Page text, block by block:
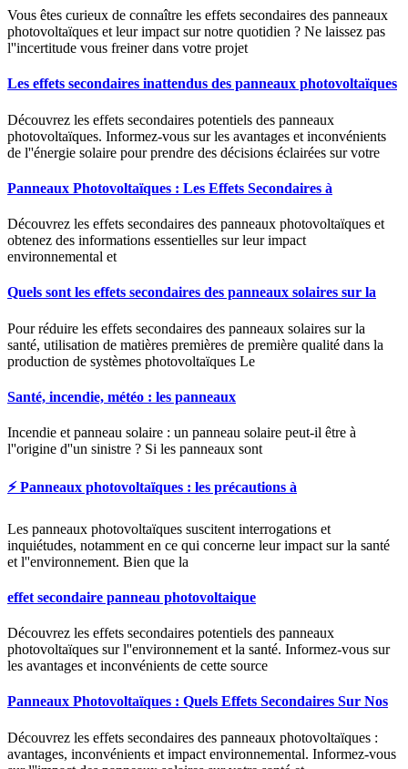
Vous êtes curieux de connaître les effets secondaires des panneaux
photovoltaïques et leur impact sur notre quotidien ? Ne laissez pas
l''incertitude vous freiner dans votre projet
Les effets secondaires inattendus des panneaux photovoltaïques
Découvrez les effets secondaires potentiels des panneaux
photovoltaïques. Informez-vous sur les avantages et inconvénients
de l''énergie solaire pour prendre des décisions éclairées sur votre
Panneaux Photovoltaïques : Les Effets Secondaires à
Découvrez les effets secondaires des panneaux photovoltaïques et
obtenez des informations essentielles sur leur impact
environnemental et
Quels sont les effets secondaires des panneaux solaires sur la
Pour réduire les effets secondaires des panneaux solaires sur la
santé, utilisation de matières premières de première qualité dans la
production de systèmes photovoltaïques Le
Santé, incendie, météo : les panneaux
Incendie et panneau solaire : un panneau solaire peut-il être à
l''origine d''un sinistre ? Si les panneaux sont
⚡️ Panneaux photovoltaïques : les précautions à
Les panneaux photovoltaïques suscitent interrogations et
inquiétudes, notamment en ce qui concerne leur impact sur la santé
et l''environnement. Bien que la
effet secondaire panneau photovoltaique
Découvrez les effets secondaires potentiels des panneaux
photovoltaïques sur l''environnement et la santé. Informez-vous sur
les avantages et inconvénients de cette source
Panneaux Photovoltaïques : Quels Effets Secondaires Sur Nos
Découvrez les effets secondaires des panneaux photovoltaïques :
avantages, inconvénients et impact environnemental. Informez-vous